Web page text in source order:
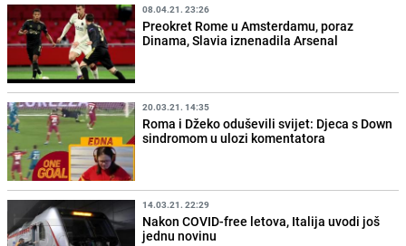
08.04.21. 23:26
Preokret Rome u Amsterdamu, poraz
Dinama, Slavia iznenadila Arsenal
20.03.21. 14:35
Roma i Džeko oduševili svijet: Djeca s Down
sindromom u ulozi komentatora
14.03.21. 22:29
Nakon COVID-free letova, Italija uvodi još
jednu novinu